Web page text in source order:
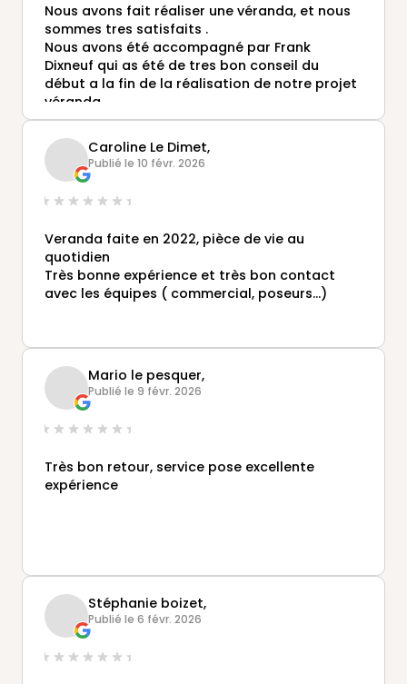
Nous avons fait réaliser une véranda, et nous
sommes tres satisfaits .
Nous avons été accompagné par Frank
Dixneuf qui as été de tres bon conseil du
début a la fin de la réalisation de notre projet
véranda.
La qualité et les finitions sont top.
Nous le remercions beaucoup.
Nous vous recommandons les yeux fermés.
😉
Caroline Le Dimet,
Publié le 10 févr. 2026
Veranda faite en 2022, pièce de vie au
quotidien
Très bonne expérience et très bon contact
avec les équipes ( commercial, poseurs...)
Mario le pesquer,
Publié le 9 févr. 2026
Très bon retour, service pose excellente
expérience
Stéphanie boizet,
Publié le 6 févr. 2026